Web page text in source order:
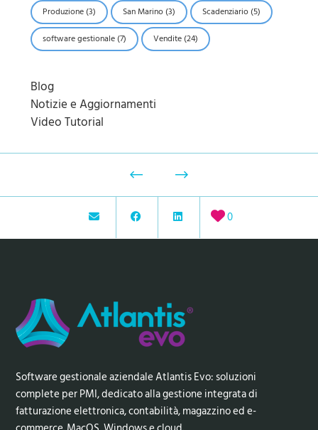
Produzione(3) San Marino(3) Scadenziario(5)
software gestionale(7) Vendite(24)
Blog
Notizie e Aggiornamenti
Video Tutorial
0
Software gestionale aziendale Atlantis Evo: soluzioni
complete per PMI, dedicato alla gestione integrata di
fatturazione elettronica, contabilità, magazzino ed e-